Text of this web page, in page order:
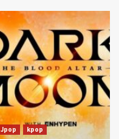
Jpop kpop